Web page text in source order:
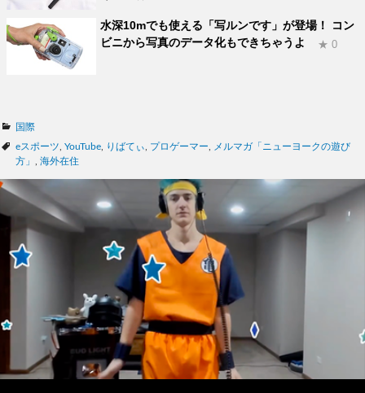
水深10mでも使える「写ルンです」が登場！ コン
ビニから写真のデータ化もできちゃうよ
★ 0
カ
テ
ゴ
国際
タ
グ
eスポーツ YouTube りばてぃ プロゲーマー
メルマガ「ニューヨークの遊び
方」
海外在住